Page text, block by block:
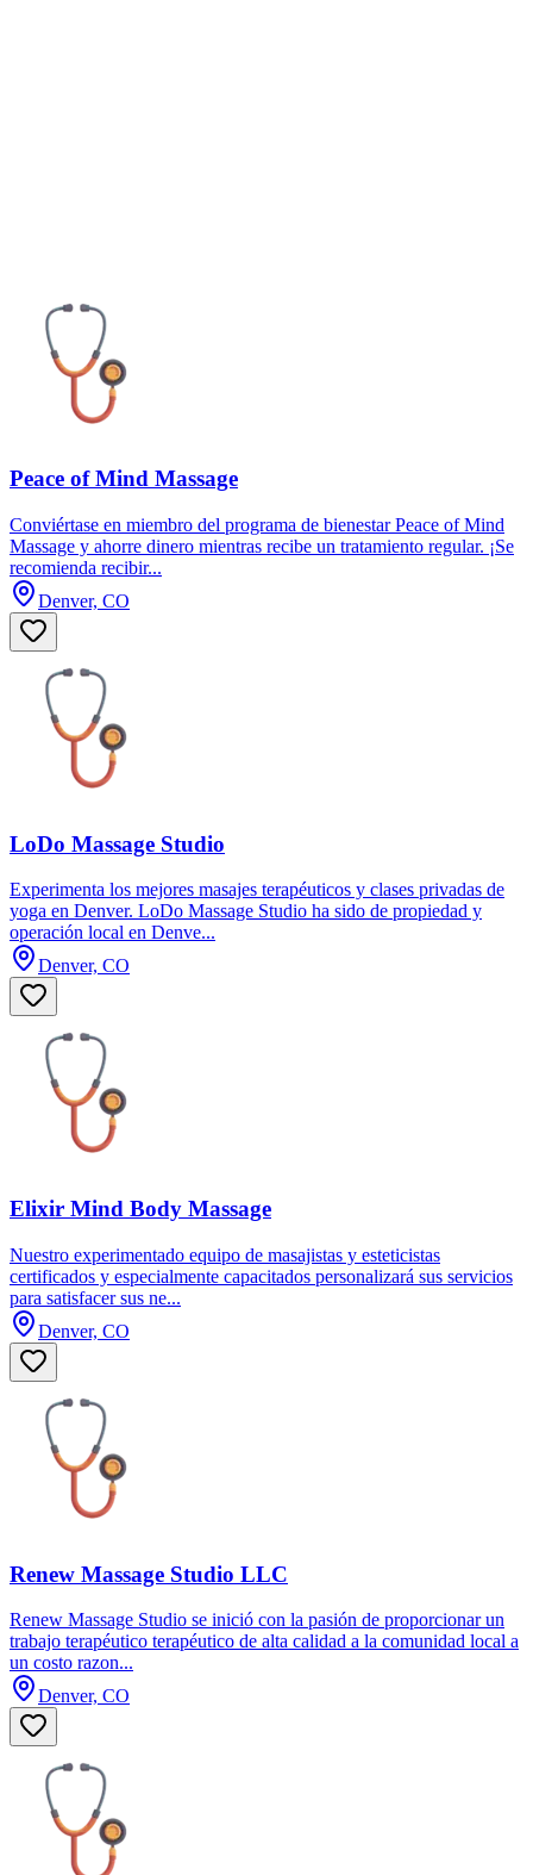
Peace of Mind Massage
Conviértase en miembro del programa de bienestar Peace of Mind
Massage y ahorre dinero mientras recibe un tratamiento regular. ¡Se
recomienda recibir...
Denver, CO
LoDo Massage Studio
Experimenta los mejores masajes terapéuticos y clases privadas de
yoga en Denver. LoDo Massage Studio ha sido de propiedad y
operación local en Denve...
Denver, CO
Elixir Mind Body Massage
Nuestro experimentado equipo de masajistas y esteticistas
certificados y especialmente capacitados personalizará sus servicios
para satisfacer sus ne...
Denver, CO
Renew Massage Studio LLC
Renew Massage Studio se inició con la pasión de proporcionar un
trabajo terapéutico terapéutico de alta calidad a la comunidad local a
un costo razon...
Denver, CO